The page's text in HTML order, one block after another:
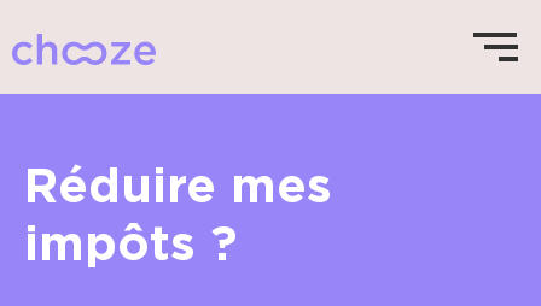
Réduire mes
impôts ?